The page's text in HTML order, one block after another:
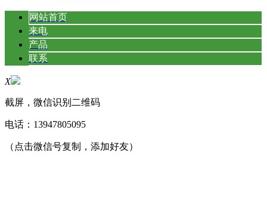
网站首页
来电
产品
联系
X
截屏，微信识别二维码
电话： 13947805095
（点击微信号复制，添加好友）